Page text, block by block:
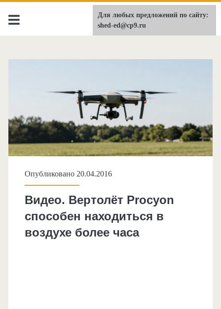
shed-ed.ru
Опубликовано 20.04.2016
Видео. Вертолёт Procyon
способен находиться в
воздухе более часа
Для любых предложений по сайту:
shed-ed@cp9.ru